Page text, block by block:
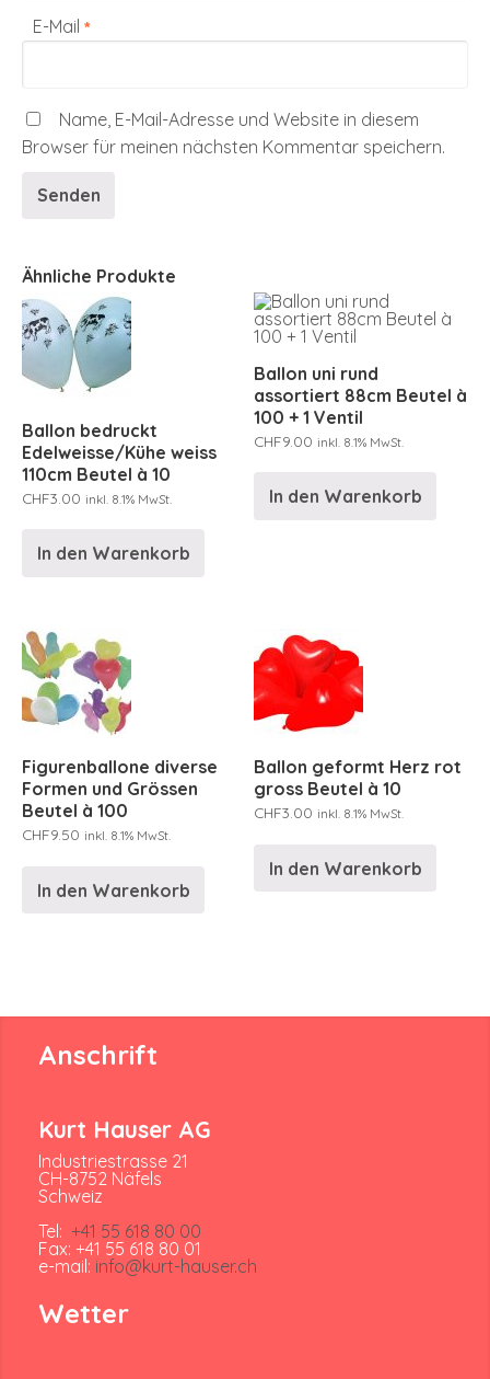
E-Mail *
Name, E-Mail-Adresse und Website in diesem
Browser für meinen nächsten Kommentar speichern.
Ähnliche Produkte
Ballon bedruckt
Edelweisse/Kühe weiss
110cm Beutel à 10
CHF3.00 inkl. 8.1% MwSt.
In den Warenkorb
Ballon uni rund
assortiert 88cm Beutel à
100 + 1 Ventil
CHF9.00 inkl. 8.1% MwSt.
In den Warenkorb
Figurenballone diverse
Formen und Grössen
Beutel à 100
CHF9.50 inkl. 8.1% MwSt.
In den Warenkorb
Ballon geformt Herz rot
gross Beutel à 10
CHF3.00 inkl. 8.1% MwSt.
In den Warenkorb
Anschrift
Kurt Hauser AG
Industriestrasse 21
CH-8752 Näfels
Schweiz
Tel: +41 55 618 80 00
Fax: +41 55 618 80 01
e-mail: info@kurt-hauser.ch
Wetter